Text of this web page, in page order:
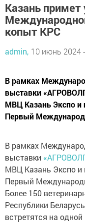
Казань примет
копыт КРС
admin, 10 июнь 2024
В рамках
выставки
МВЦ Казань Экспо и
Первый
В рамках
выставки
МВЦ Казань Экспо и
Первый
Более 150
Республики
встретятся на